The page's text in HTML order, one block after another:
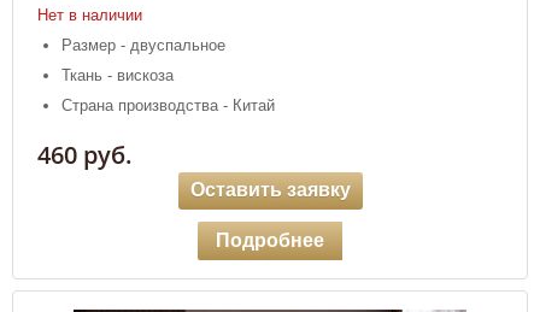
Нет в наличии
Размер - двуспальное
Ткань - вискоза
Страна производства - Китай
460 руб.
Оставить заявку
Подробнее